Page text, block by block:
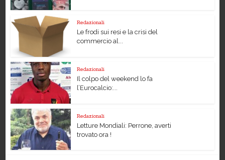
Redazionali
Le frodi sui resi e la crisi del
commercio al...
Redazionali
Il colpo del weekend lo fa
l’Eurocalcio:...
Redazionali
Letture Mondiali: Perrone, averti
trovato ora !